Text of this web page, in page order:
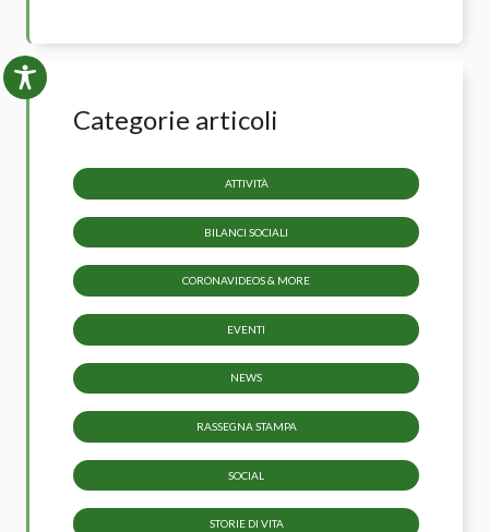
Categorie articoli
ATTIVITÀ
BILANCI SOCIALI
CORONAVIDEOS & MORE
EVENTI
NEWS
RASSEGNA STAMPA
SOCIAL
STORIE DI VITA